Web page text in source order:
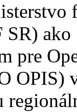
SR) ako
pre
OPIS)